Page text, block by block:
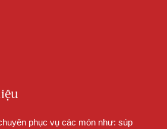
phục vụ các món như: súp